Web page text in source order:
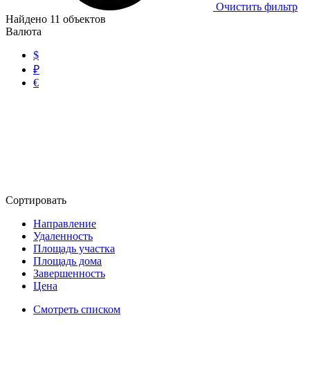
Очистить фильтр
Найдено 11 объектов
Валюта
$
₽
€
Сортировать
Направление
Удаленность
Площадь участка
Площадь дома
Завершенность
Цена
Смотреть списком